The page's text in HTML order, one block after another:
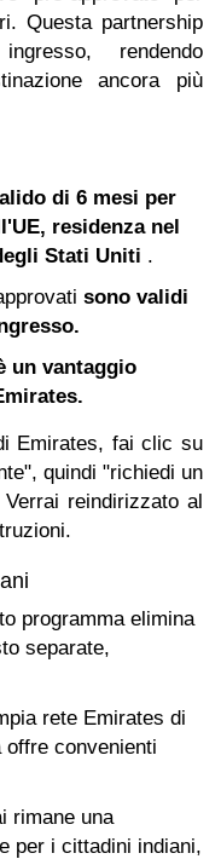
Questa partnership
rendendo
ancora più
di 6 mesi per
residenza nel
Stati Uniti .
sono validi
un vantaggio
Emirates, fai clic su
quindi "richiedi un
Verrai reindirizzato al
programma elimina
separate,
rete Emirates di
convenienti
rimane una
per i cittadini indiani,